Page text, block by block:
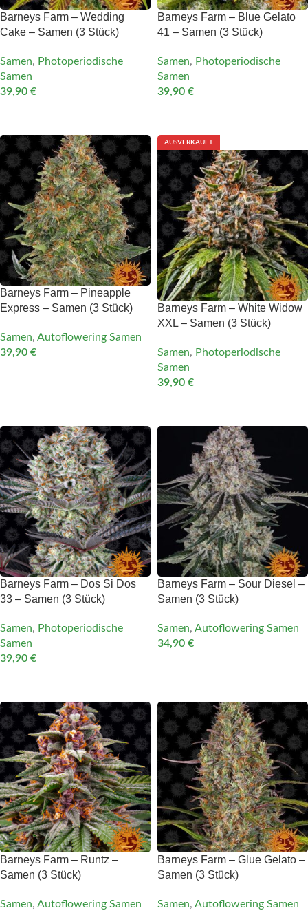
Barneys Farm – Wedding
Cake – Samen (3 Stück)
Samen, Photoperiodische
Samen
39,90 €
Barneys Farm – Blue Gelato
41 – Samen (3 Stück)
Samen, Photoperiodische
Samen
39,90 €
Barneys Farm – Pineapple
Express – Samen (3 Stück)
Samen, Autoflowering Samen
39,90 €
AUSVERKAUFT
Barneys Farm – White Widow
XXL – Samen (3 Stück)
Samen, Photoperiodische
Samen
39,90 €
Barneys Farm – Dos Si Dos
33 – Samen (3 Stück)
Samen, Photoperiodische
Samen
39,90 €
Barneys Farm – Sour Diesel –
Samen (3 Stück)
Samen, Autoflowering Samen
34,90 €
Barneys Farm – Runtz –
Samen (3 Stück)
Samen, Autoflowering Samen
Barneys Farm – Glue Gelato –
Samen (3 Stück)
Samen, Autoflowering Samen